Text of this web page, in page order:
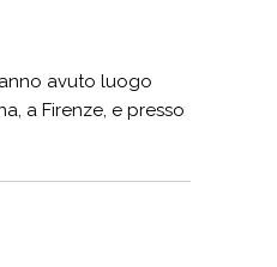
avuto luogo
a Firenze, e presso